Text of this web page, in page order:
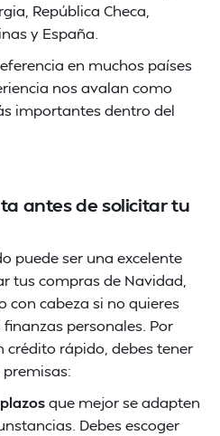
República Checa,
y España.
en muchos países
nos avalan como
importantes dentro del
antes de solicitar tu
puede ser una excelente
tus compras de Navidad,
con cabeza si no quieres
personales. Por
crédito rápido, debes tener
que mejor se adapten
Debes escoger